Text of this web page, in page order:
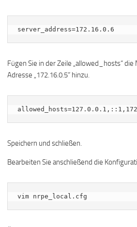
server_address=172.16.0.6
Fügen Sie in der Zeile „allowed_hosts“
Adresse „172.16.0.5“ hinzu.
Speichern und schließen.
Bearbeiten Sie anschließend die
vim nrpe_local.cfg